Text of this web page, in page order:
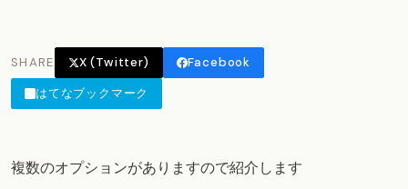
SHARE X (Twitter)
Facebook
はてなブックマーク
複数のオプションがありますので紹介します